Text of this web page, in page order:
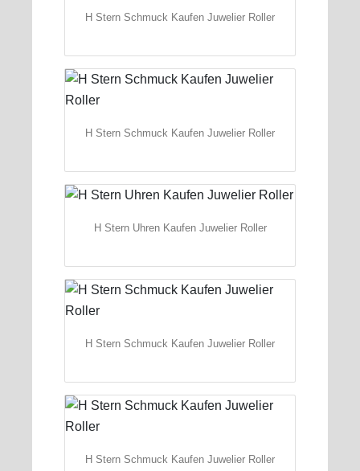
H Stern Schmuck Kaufen Juwelier Roller
H Stern Schmuck Kaufen Juwelier Roller
H Stern Uhren Kaufen Juwelier Roller
H Stern Schmuck Kaufen Juwelier Roller
H Stern Schmuck Kaufen Juwelier Roller